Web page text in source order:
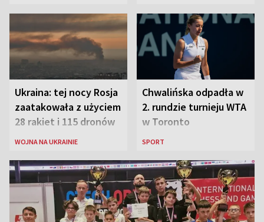
Ukraina: tej nocy Rosja
zaatakowała z użyciem
28 rakiet i 115 dronów
WOJNA NA UKRAINIE
Chwalińska odpadła w
2. rundzie turnieju WTA
w Toronto
SPORT